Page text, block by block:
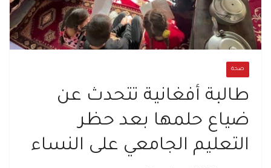
صحة
طالبة أفغانية تتحدث عن
ضياع حلمها بعد حظر
التعليم الجامعي على النساء